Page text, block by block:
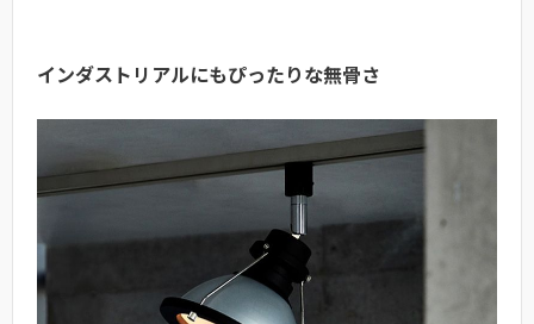
インダストリアルにもぴったりな無骨さ